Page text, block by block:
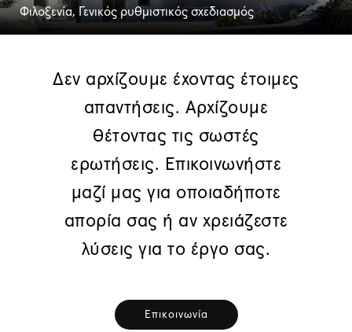
Φιλοξενία, Γενικός ρυθμιστικός σχεδιασμός
Δεν αρχίζουμε έχοντας έτοιμες
απαντήσεις. Αρχίζουμε
θέτοντας τις σωστές
ερωτήσεις. Επικοινωνήστε
μαζί μας για οποιαδήποτε
απορία σας ή αν χρειάζεστε
λύσεις για το έργο σας.
Επικοινωνία